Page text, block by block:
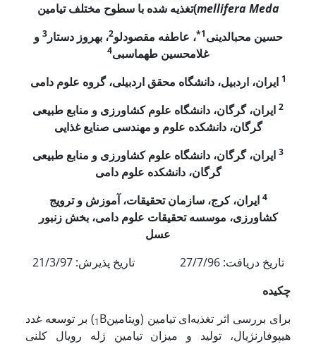
mellifera Meda
)تغذیه شده با سطوح مختلف تیامین
حسین محب­الدینی1* ، عاطفه مقصودلو2، بهروز دستار3 و
غلامحسین طهماسبی4
1 ایران، اردبیل، دانشگاه محقق اردبیلی، گروه علوم دامی
2 ایران، گرگان، دانشگاه علوم کشاورزی و منابع طبیعی
گرگان، دانشکده علوم و مهندسی صنایع غذایی
3 ایران، گرگان، دانشگاه علوم کشاورزی و منابع طبیعی
گرگان، دانشکده علوم دامی
4 ایران، کرج، سازمان تحقیقات، آموزش و ترویج
کشاورزی، موسسه تحقیقات علوم دامی، بخش زنبور
عسل
تاریخ دریافت: 27/7/96 تاریخ پذیرش: 21/3/97
چکیده
برای بررسی اثر تغذیه‌ای تیامین (ویتامین
1B) بر توسعه غدد
هیپوفارنژیال، تولید و میزان تیامین ژله رویال کلنی